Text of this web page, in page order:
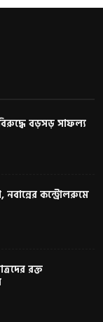
বড়সড় সাফল্য
কন্ট্রোলরুমে
রক্ত